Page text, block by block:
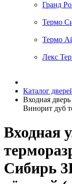
Гранд
Термо
Термо
Лекс
Каталог
Входная
Винорит дуб
Входная
Сибирь